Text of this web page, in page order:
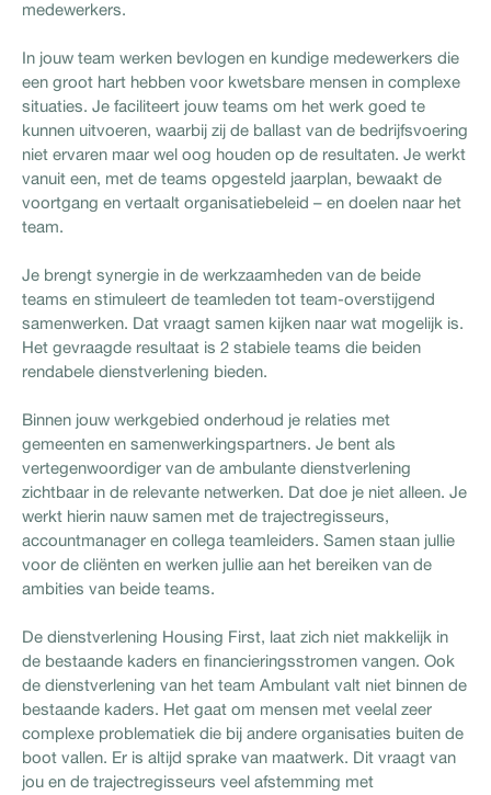
medewerkers.
In jouw team werken bevlogen en kundige medewerkers die
een groot hart hebben voor kwetsbare mensen in complexe
situaties. Je faciliteert jouw teams om het werk goed te
kunnen uitvoeren, waarbij zij de ballast van de bedrijfsvoering
niet ervaren maar wel oog houden op de resultaten. Je werkt
vanuit een, met de teams opgesteld jaarplan, bewaakt de
voortgang en vertaalt organisatiebeleid – en doelen naar het
team.
Je brengt synergie in de werkzaamheden van de beide
teams en stimuleert de teamleden tot team-overstijgend
samenwerken. Dat vraagt samen kijken naar wat mogelijk is.
Het gevraagde resultaat is 2 stabiele teams die beiden
rendabele dienstverlening bieden.
Binnen jouw werkgebied onderhoud je relaties met
gemeenten en samenwerkingspartners. Je bent als
vertegenwoordiger van de ambulante dienstverlening
zichtbaar in de relevante netwerken. Dat doe je niet alleen. Je
werkt hierin nauw samen met de trajectregisseurs,
accountmanager en collega teamleiders. Samen staan jullie
voor de cliënten en werken jullie aan het bereiken van de
ambities van beide teams.
De dienstverlening Housing First, laat zich niet makkelijk in
de bestaande kaders en financieringsstromen vangen. Ook
de dienstverlening van het team Ambulant valt niet binnen de
bestaande kaders. Het gaat om mensen met veelal zeer
complexe problematiek die bij andere organisaties buiten de
boot vallen. Er is altijd sprake van maatwerk. Dit vraagt van
jou en de trajectregisseurs veel afstemming met